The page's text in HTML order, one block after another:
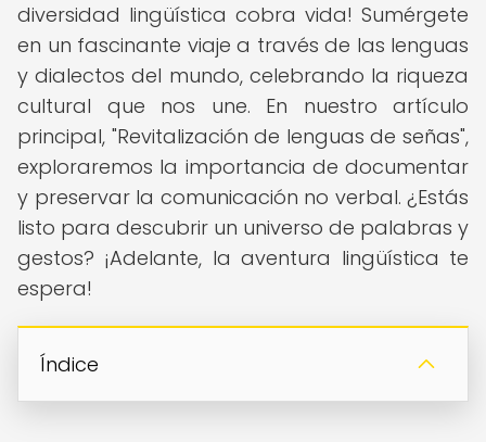
diversidad lingüística cobra vida! Sumérgete
en un fascinante viaje a través de las lenguas
y dialectos del mundo, celebrando la riqueza
cultural que nos une. En nuestro artículo
principal, "Revitalización de lenguas de señas",
exploraremos la importancia de documentar
y preservar la comunicación no verbal. ¿Estás
listo para descubrir un universo de palabras y
gestos? ¡Adelante, la aventura lingüística te
espera!
Índice